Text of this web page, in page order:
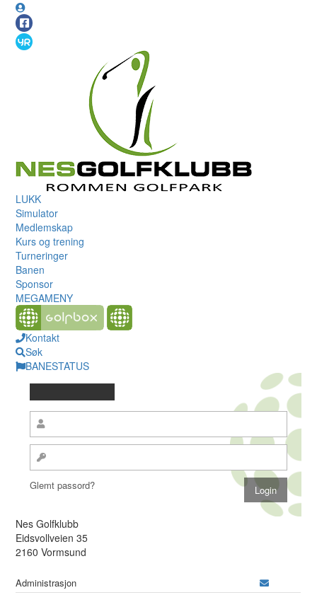
LUKK
Simulator
Medlemskap
Kurs og trening
Turneringer
Banen
Sponsor
MEGAMENY
Kontakt
Søk
BANESTATUS
Glemt passord?
Nes Golfklubb
Eidsvollveien 35
2160 Vormsund
Administrasjon